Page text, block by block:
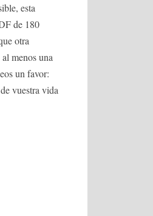
esta
de 180
otra
menos una
un favor:
vuestra vida